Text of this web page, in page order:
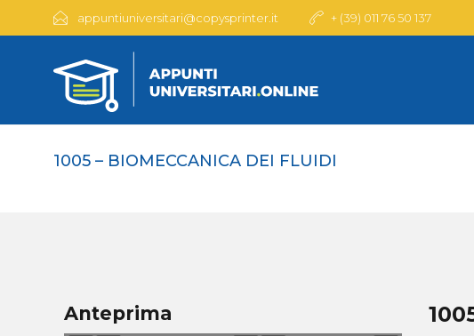
appuntiuniversitari@copysprinter.it + (39) 011 76 50 137
1005 – BIOMECCANICA DEI FLUIDI
Anteprima